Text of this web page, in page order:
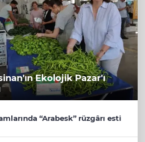
Ekolojik Pazar'ı
“Arabesk” rüzgârı esti